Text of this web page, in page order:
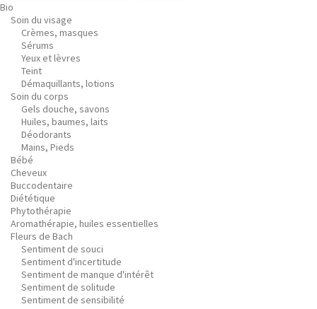
Bio
Soin du visage
Crèmes, masques
Sérums
Yeux et lèvres
Teint
Démaquillants, lotions
Soin du corps
Gels douche, savons
Huiles, baumes, laits
Déodorants
Mains, Pieds
Bébé
Cheveux
Buccodentaire
Diététique
Phytothérapie
Aromathérapie, huiles essentielles
Fleurs de Bach
Sentiment de souci
Sentiment d'incertitude
Sentiment de manque d'intérêt
Sentiment de solitude
Sentiment de sensibilité